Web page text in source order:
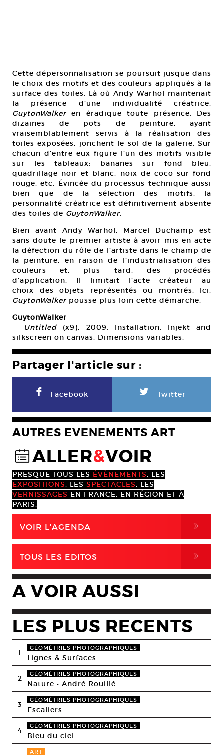
Cette dépersonnalisation se poursuit jusque dans
le choix des motifs et des couleurs appliqués à la
surface des toiles. Là où Andy Warhol maintenait
la présence d’une individualité créatrice,
GuytonWalker en éradique toute présence. Des
dizaines de pots de peinture, ayant
vraisemblablement servis à la réalisation des
toiles exposées, jonchent le sol de la galerie. Sur
chacun d’entre eux figure l’un des motifs visible
sur les tableaux: bananes sur fond bleu,
quadrillage noir et blanc, noix de coco sur fond
rouge, etc. Évincée du processus technique aussi
bien que de la sélection des motifs, la
personnalité créatrice est définitivement absente
des toiles de GuytonWalker
Bien avant Andy Warhol, Marcel Duchamp est
sans doute le premier artiste à avoir mis en acte
la défection du rôle de l’artiste dans le champ de
la peinture, en raison de l’industrialisation des
couleurs et, plus tard, des procédés
d’application. Il limitait l’acte créateur au
choix des objets représentés ou montrés. Ici,
GuytonWalker pousse plus loin cette démarche.
GuytonWalker
—
Untitled (x9), 2009. Installation. Injekt and
silkscreen on canvas. Dimensions variables.
Partager l'article sur :
F Facebook L Twitter
AUTRES EVENEMENTS ART
@ALLER&VOIR
PRESQUE TOUS LES ÉVÈNEMENTS, LES
EXPOSITIONS, LES SPECTACLES, LES
VERNISSAGES EN FRANCE, EN RÉGION ET À
PARIS.
VOIR L'AGENDA ,
TOUS LES EDITOS ,
A VOIR AUSSI
LES PLUS RECENTS
1 GÉOMÉTRIES PHOTOGRAPHIQUES
Lignes & Surfaces
2 GÉOMÉTRIES PHOTOGRAPHIQUES
Nature • André Rouillé
3 GÉOMÉTRIES PHOTOGRAPHIQUES
Escaliers
4 GÉOMÉTRIES PHOTOGRAPHIQUES
Bleu du ciel
ART